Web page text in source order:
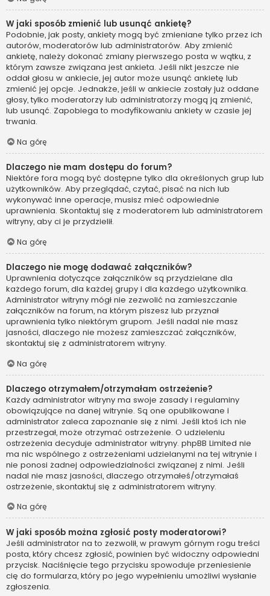
W jaki sposób zmienić lub usunąć ankietę?
Podobnie, jak posty, ankiety mogą być zmieniane tylko przez ich
autorów, moderatorów lub administratorów. Aby zmienić
ankietę, należy dokonać zmiany pierwszego posta w wątku, z
którym zawsze związana jest ankieta. Jeśli nikt jeszcze nie
oddał głosu w ankiecie, jej autor może usunąć ankietę lub
zmienić jej opcje. Jednakże, jeśli w ankiecie zostały już oddane
głosy, tylko moderatorzy lub administratorzy mogą ją zmienić,
lub usunąć. Zapobiega to modyfikowaniu ankiety w czasie jej
trwania.
Na górę
Dlaczego nie mam dostępu do forum?
Niektóre fora mogą być dostępne tylko dla określonych grup lub
użytkowników. Aby przeglądać, czytać, pisać na nich lub
wykonywać inne operacje, musisz mieć odpowiednie
uprawnienia. Skontaktuj się z moderatorem lub administratorem
witryny, aby ci je przydzielił.
Na górę
Dlaczego nie mogę dodawać załączników?
Uprawnienia dotyczące załączników są przydzielane dla
każdego forum, dla każdej grupy i dla każdego użytkownika.
Administrator witryny mógł nie zezwolić na zamieszczanie
załączników na forum, na którym piszesz lub przyznał
uprawnienia tylko niektórym grupom. Jeśli nadal nie masz
jasności, dlaczego nie możesz zamieszczać załączników,
skontaktuj się z administratorem witryny.
Na górę
Dlaczego otrzymałem/otrzymałam ostrzeżenie?
Każdy administrator witryny ma swoje zasady i regulaminy
obowiązujące na danej witrynie. Są one opublikowane i
administrator zaleca zapoznanie się z nimi. Jeśli ktoś ich nie
przestrzegał, może otrzymać ostrzeżenie. O udzieleniu
ostrzeżenia decyduje administrator witryny. phpBB Limited nie
ma nic wspólnego z ostrzeżeniami udzielanymi na tej witrynie i
nie ponosi żadnej odpowiedzialności związanej z nimi. Jeśli
nadal nie masz jasności, dlaczego otrzymałeś/otrzymałaś
ostrzeżenie, skontaktuj się z administratorem witryny.
Na górę
W jaki sposób można zgłosić posty moderatorowi?
Jeśli administrator na to zezwolił, w prawym górnym rogu treści
posta, który chcesz zgłosić, powinien być widoczny odpowiedni
przycisk. Naciśnięcie tego przycisku spowoduje przeniesienie
cię do formularza, który po jego wypełnieniu umożliwi wysłanie
zgłoszenia.